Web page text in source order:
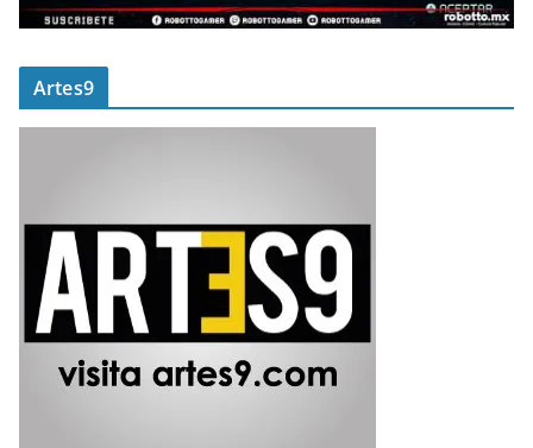
Artes9